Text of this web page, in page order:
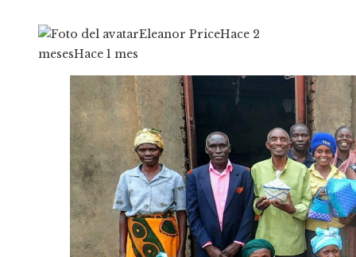
Eleanor PriceHace 2
mesesHace 1 mes